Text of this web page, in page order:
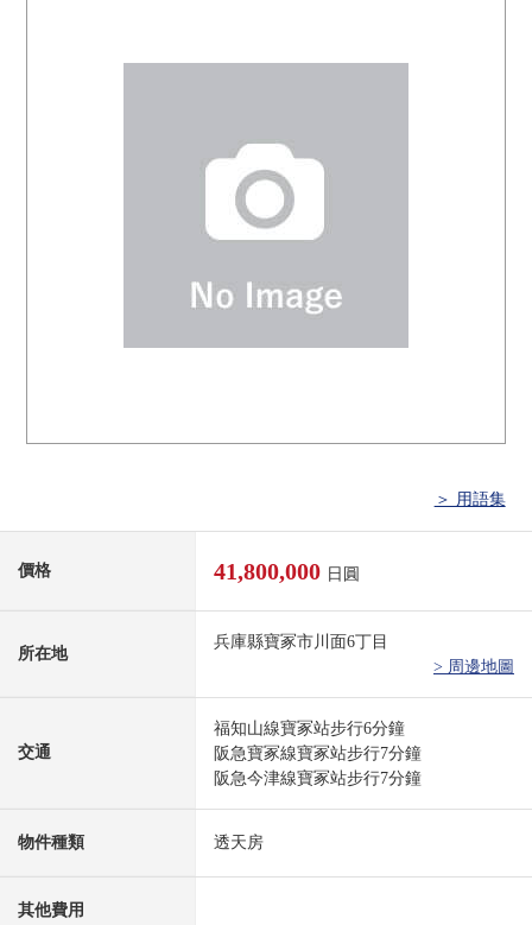
＞ 用語集
價格 41,800,000 日圓
所在地
兵庫縣寶冢市川面6丁目
> 周邊地圖
交通
福知山線寶冢站步行6分鐘
阪急寶冢線寶冢站步行7分鐘
阪急今津線寶冢站步行7分鐘
物件種類 透天房
其他費用